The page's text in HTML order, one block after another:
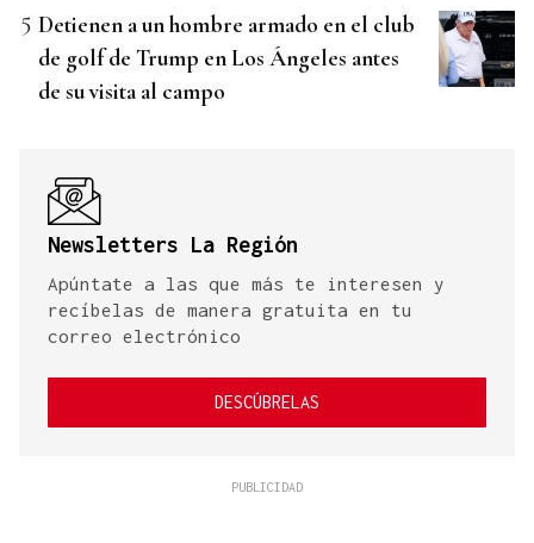
Detienen a un hombre armado en el club
de golf de Trump en Los Ángeles antes
de su visita al campo
Newsletters La Región
Apúntate a las que más te interesen y
recíbelas de manera gratuita en tu
correo electrónico
DESCÚBRELAS